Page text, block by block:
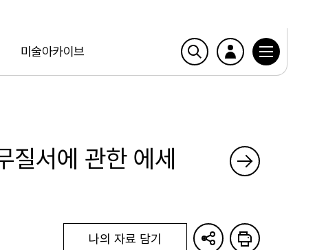
미술아카이브
질서에 관한 에세
나의 자료 담기